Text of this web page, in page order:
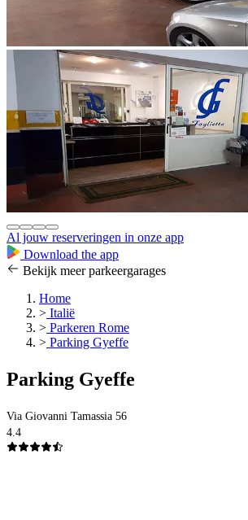
Al jouw reserveringen in onze app
Download the app
Bekijk meer parkeergarages
Home
> Italië
> Parkeren Rome
> Parking Gyeffe
Parking Gyeffe
Via Giovanni Tamassia 56
4.4